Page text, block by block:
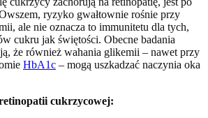
ryzyko gwałtownie rośnie przy
ale nie oznacza to immunitetu dla tych,
cukru jak świętości. Obecne badania
że również wahania glikemii – nawet przy
HbA1c – mogą uszkadzać naczynia oka
cukrzycowej: